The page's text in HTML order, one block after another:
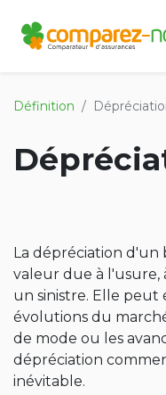
Définition
La dépréciation d'un
valeur due à l'usure,
un sinistre. Elle peut
évolutions du
de mode ou les
dépréciation
inévitable.